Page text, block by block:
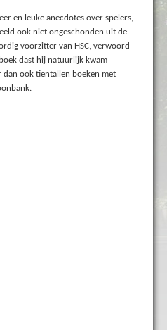
en leuke anecdotes over spelers,
ook niet ongeschonden uit de
voorzitter van HSC, verwoord
dast hij natuurlijk kwam
dan ook tientallen boeken met